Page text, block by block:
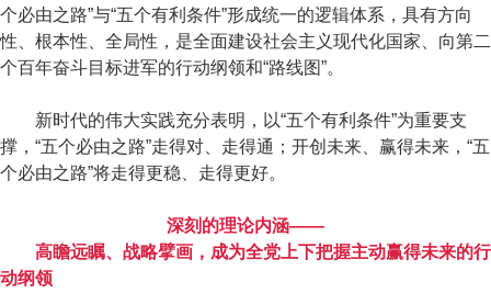
个必由之路”与“五个有利条件”形成统一的逻辑体系，具有方向
性、根本性、全局性，是全面建设社会主义现代化国家、向第二
个百年奋斗目标进军的行动纲领和“路线图”。
新时代的伟大实践充分表明，以“五个有利条件”为重要支
撑，“五个必由之路”走得对、走得通；开创未来、赢得未来，“五
个必由之路”将走得更稳、走得更好。
深刻的理论内涵——
高瞻远瞩、战略擘画，成为全党上下把握主动赢得未来的行
动纲领